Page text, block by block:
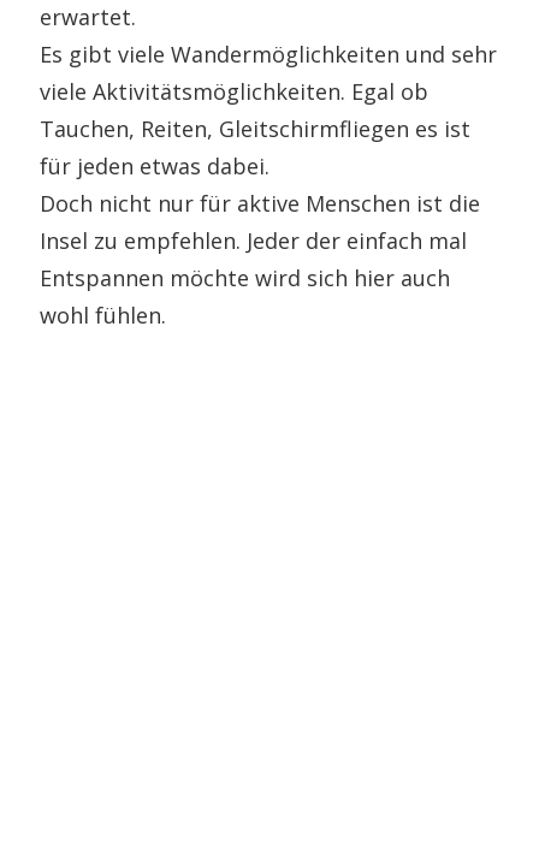
erwartet.
Es gibt viele Wandermöglichkeiten und sehr
viele Aktivitätsmöglichkeiten. Egal ob
Tauchen, Reiten, Gleitschirmfliegen es ist
für jeden etwas dabei.
Doch nicht nur für aktive Menschen ist die
Insel zu empfehlen. Jeder der einfach mal
Entspannen möchte wird sich hier auch
wohl fühlen.